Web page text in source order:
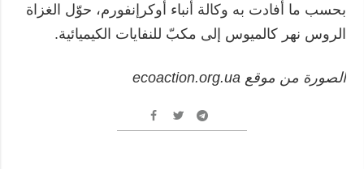
بحسب ما أفادت به وكالة أنباء أوكرإنفورم، حوّل الغزاة
الروس نهر كالميوس إلى مكبّ للنفايات الكيميائية.
الصورة من موقع ecoaction.org.ua